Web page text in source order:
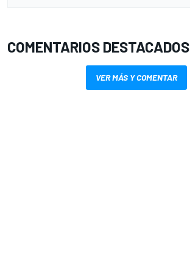
COMENTARIOS DESTACADOS
VER MÁS Y COMENTAR